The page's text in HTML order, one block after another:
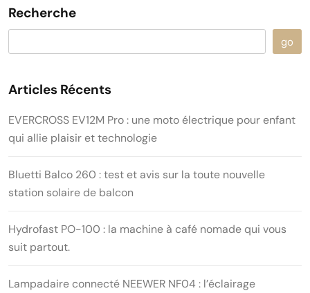
Recherche
go
Articles Récents
EVERCROSS EV12M Pro : une moto électrique pour enfant
qui allie plaisir et technologie
Bluetti Balco 260 : test et avis sur la toute nouvelle
station solaire de balcon
Hydrofast PO-100 : la machine à café nomade qui vous
suit partout.
Lampadaire connecté NEEWER NF04 : l’éclairage